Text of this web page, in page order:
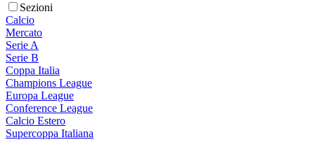
Sezioni
Calcio
Mercato
Serie A
Serie B
Coppa Italia
Champions League
Europa League
Conference League
Calcio Estero
Supercoppa Italiana